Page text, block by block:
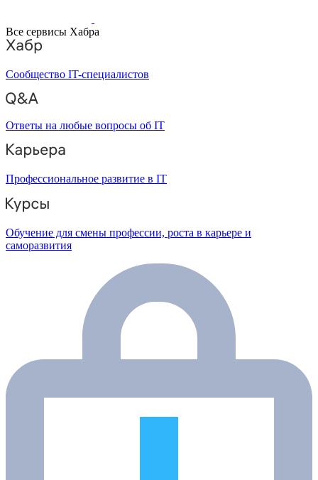
Все сервисы Хабра
Сообщество IT-специалистов
Ответы на любые вопросы об IT
Профессиональное развитие в IT
Обучение для смены профессии, роста в карьере и
саморазвития